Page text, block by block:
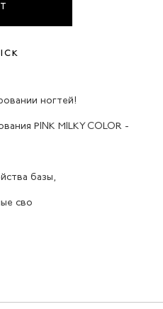
ногтей!
PINK MILKY COLOR -
базы,
сво